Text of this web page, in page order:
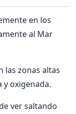
en los
al Mar
las zonas altas
y oxigenada.
ver saltando